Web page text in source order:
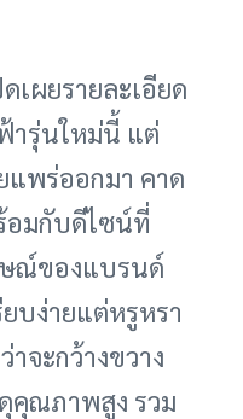
เผยรายละเอียด
ารุ่นใหม่นี้ แต่
แพร่ออกมา คาด
อมกับดีไซน์ที่
ณ์ของแบรนด์
บง่ายแต่หรูหรา
จะกว้างขวาง
คุณภาพสูง รวม